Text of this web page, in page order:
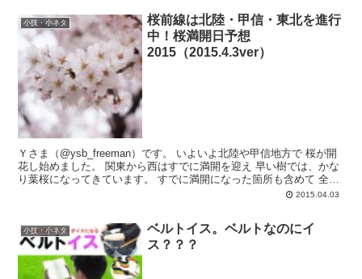
小技・小ネタ
桜前線は北陸・甲信・東北を進行
中！桜満開日予想
2015（2015.4.3ver）
Ｙさま（@ysb_freeman）です。 いよいよ北陸や甲信地方で 桜が開
花し始めました。 関東から西はすでに満開を迎え 早い樹では、かな
り葉桜になってきています。 すでに満開になった箇所も含めて 全国
2015.04.03
小技・小ネタ
ベルトイス。ベルトなのにイ
ス？？？